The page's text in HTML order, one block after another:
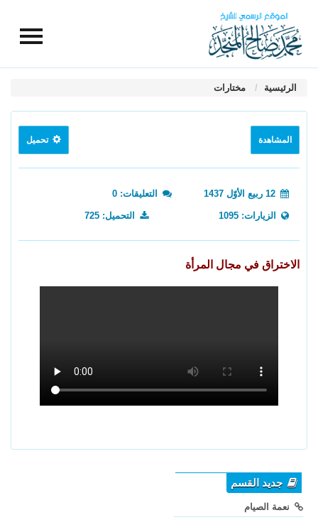
الرئيسية مختارات
المشاهدة تحميل
التعليقات: 0
الزيارات: 1095 التحميل: 725
الاختراق في مجال المرأة
جديد القسم
نعمة الصيام